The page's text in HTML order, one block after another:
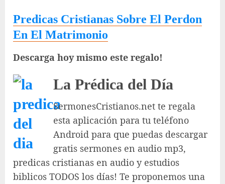
Predicas Cristianas Sobre El Perdon
En El Matrimonio
Descarga hoy mismo este regalo!
La Prédica del Día
SermonesCristianos.net te regala
esta aplicación para tu teléfono
Android para que puedas descargar
gratis sermones en audio mp3,
predicas cristianas en audio y estudios
biblicos TODOS los días! Te proponemos una